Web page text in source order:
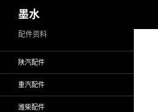
至
墨水
配件资料
陕汽配件
重汽配件
潍柴配件